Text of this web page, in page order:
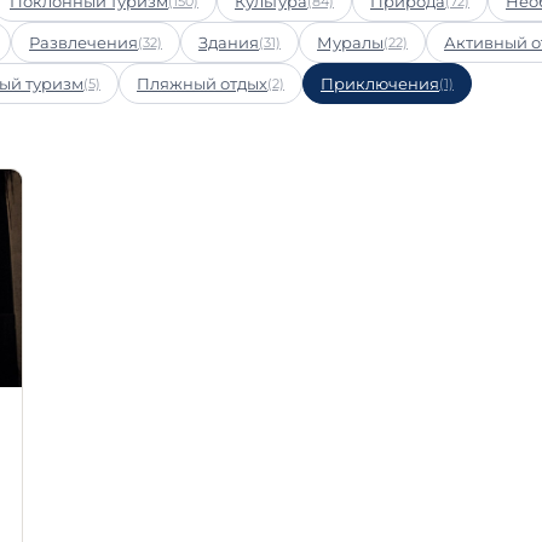
Развлечения(32) Здания(31) Муралы(22) Активный
туризм(5) Пляжный отдых(2) Приключения(1)